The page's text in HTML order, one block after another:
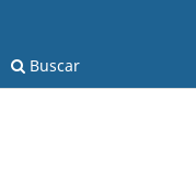
Buscar